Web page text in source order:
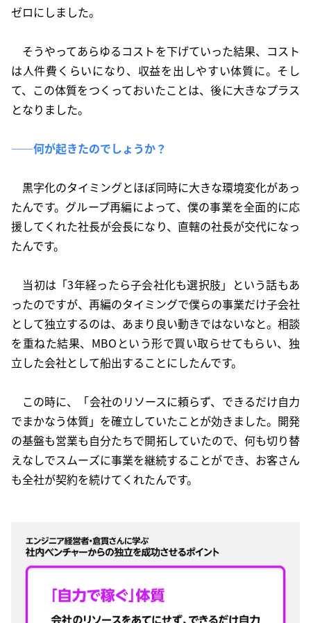
ゼロにしました。
そうやってあらゆるコストを下げていった結果、コスト
は人件費くらいになり、収益を出しやすい体質に。そし
て、この体質をつくっておいたことは、後に大きなプラス
となりました。
――何が起きたのでしょうか？
黒字化のタイミングとほぼ同時に大きな環境変化があっ
たんです。グループ再編によって、僕の事業を全面的に応
援してくれた社長が会長になり、直轄の社長が交代になっ
たんです。
当初は「3年経ったら子会社化も選択肢」という話もあ
ったのですが、再編のタイミングで僕らの事業だけ子会社
として独立するのは、あまり良い動きではないなと。相談
を重ねた結果、MBOという形で買い取らせてもらい、独
立した会社として船出することにしたんです。
この時に、「会社のリソースに頼らず、できるだけ自力
でまかなう体質」を確立していたことが効きました。開発
の基盤も営業も自分たちで開拓していたので、何も切り替
えなしでスムーズに事業を継続することができ、お客さん
も全社が契約を続けてくれたんです。